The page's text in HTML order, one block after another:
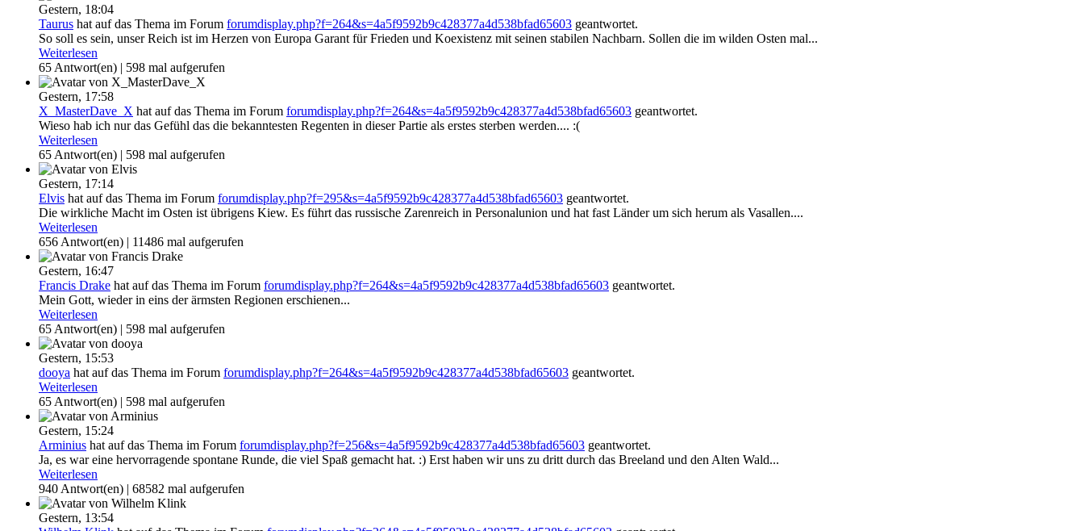
Gestern, 18:04
Taurus hat auf das Thema im Forum forumdisplay.php?f=264&s=4a5f9592b9c428377a4d538bfad65603 geantwortet.
So soll es sein, unser Reich ist im Herzen von Europa Garant für Frieden und Koexistenz mit seinen stabilen Nachbarn. Sollen die im wilden Osten mal...
Weiterlesen
65 Antwort(en) | 598 mal aufgerufen
Gestern, 17:58
X_MasterDave_X hat auf das Thema im Forum forumdisplay.php?f=264&s=4a5f9592b9c428377a4d538bfad65603 geantwortet.
Wieso hab ich nur das Gefühl das die bekanntesten Regenten in dieser Partie als erstes sterben werden.... :(
Weiterlesen
65 Antwort(en) | 598 mal aufgerufen
Gestern, 17:14
Elvis hat auf das Thema im Forum forumdisplay.php?f=295&s=4a5f9592b9c428377a4d538bfad65603 geantwortet.
Die wirkliche Macht im Osten ist übrigens Kiew. Es führt das russische Zarenreich in Personalunion und hat fast Länder um sich herum als Vasallen....
Weiterlesen
656 Antwort(en) | 11486 mal aufgerufen
Gestern, 16:47
Francis Drake hat auf das Thema im Forum forumdisplay.php?f=264&s=4a5f9592b9c428377a4d538bfad65603 geantwortet.
Mein Gott, wieder in eins der ärmsten Regionen erschienen...
Weiterlesen
65 Antwort(en) | 598 mal aufgerufen
Gestern, 15:53
dooya hat auf das Thema im Forum forumdisplay.php?f=264&s=4a5f9592b9c428377a4d538bfad65603 geantwortet.
Weiterlesen
65 Antwort(en) | 598 mal aufgerufen
Gestern, 15:24
Arminius hat auf das Thema im Forum forumdisplay.php?f=256&s=4a5f9592b9c428377a4d538bfad65603 geantwortet.
Ja, es war eine hervorragende spontane Runde, die viel Spaß gemacht hat. :) Erst haben wir uns zu dritt durch das Breeland und den Alten Wald...
Weiterlesen
940 Antwort(en) | 68582 mal aufgerufen
Gestern, 13:54